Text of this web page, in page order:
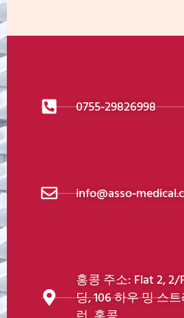
0755-29826998
info@asso-
홍콩 주소: Flat 2, 2/
딩, 106 하우 밍 스